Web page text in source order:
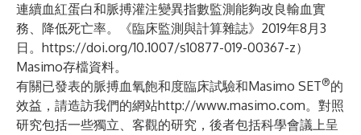
連續血紅蛋白和脈搏灌注變異指數監測能夠改良輸血實
務、降低死亡率。《臨床監測與計算雜誌》2019年8月3
日。 https://doi.org/10.1007/s10877-019-00367-z）
Masimo存檔資料。
有關已發表的脈搏血氧飽和度臨床試驗和Masimo SET®的
效益，請造訪我們的網站http://www.masimo.com。對照
研究包括一些獨立、客觀的研究，後者包括科學會議上呈